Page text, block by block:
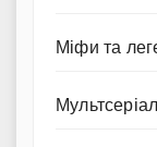
Міфи та